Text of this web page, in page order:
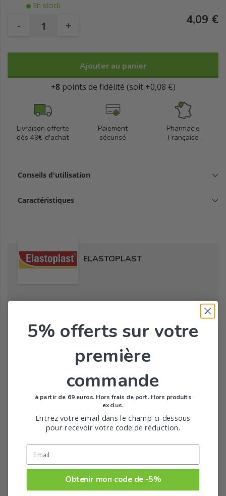
En stock
- + 4,09 €
Ajouter au panier
+8 points de fidélité (soit +0,08 €)
Livraison offerte
dès 49€ d'achat
Paiement
sécurisé
Pharmacie
Française
Conseils d'utilisation
Caractéristiques
ELASTOPLAST
5% offerts sur votre
première
commande
à partir de 69 euros. Hors frais de port. Hors produits
exclus.
Entrez votre email dans le champ ci-dessous
pour recevoir votre code de réduction.
Obtenir mon code de -5%